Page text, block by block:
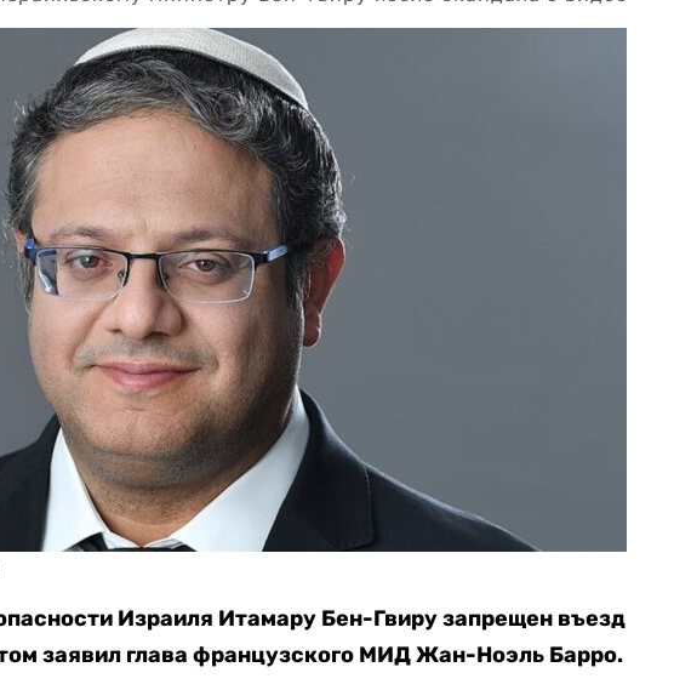
Израиля Итамару Бен-Гвиру запрещен въезд
заявил глава французского МИД Жан-Ноэль Барро.